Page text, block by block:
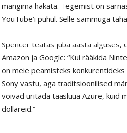
mängima hakata. Tegemist on
YouTube’i puhul. Selle sammuga
Spencer teatas juba aasta alguses,
Amazon ja Google: “Kui rääkida
on meie peamisteks
Sony vastu, aga traditsioonilised
võivad üritada taasluua Azure, kuid
dollareid.”